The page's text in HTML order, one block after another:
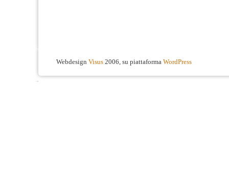
Webdesign Visus 2006, su piattaforma WordPress